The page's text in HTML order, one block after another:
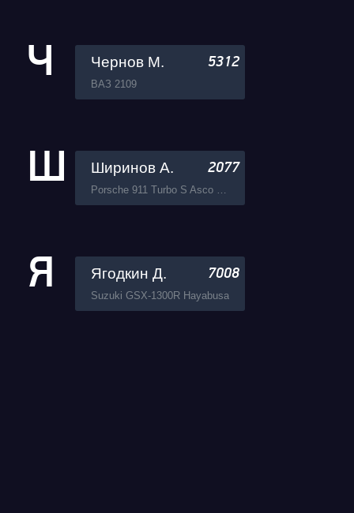
Ч Чернов М. 5312
ВАЗ 2109
Ш Ширинов А. 2077
Porsche 911 Turbo S Asco Tuning
Я Ягодкин Д. 7008
Suzuki GSX-1300R Hayabusa